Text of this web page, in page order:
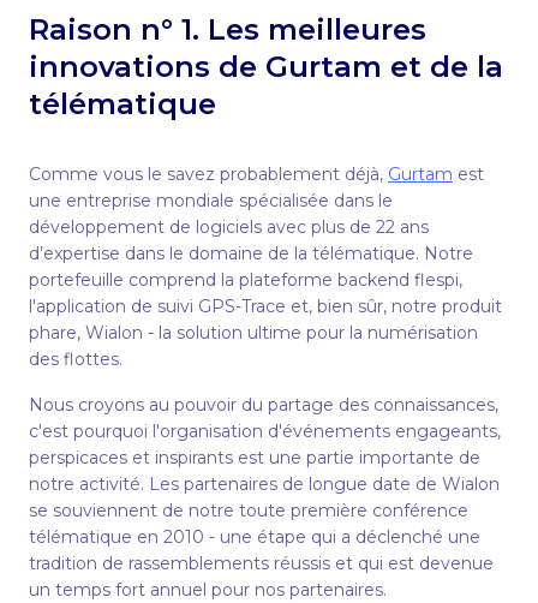
Raison n° 1. Les meilleures
innovations de Gurtam et de la
télématique
Comme vous le savez probablement déjà, Gurtam est
une entreprise mondiale spécialisée dans le
développement de logiciels avec plus de 22 ans
d’expertise dans le domaine de la télématique. Notre
portefeuille comprend la plateforme backend flespi,
l'application de suivi GPS-Trace et, bien sûr, notre produit
phare, Wialon - la solution ultime pour la numérisation
des flottes.
Nous croyons au pouvoir du partage des connaissances,
c'est pourquoi l'organisation d'événements engageants,
perspicaces et inspirants est une partie importante de
notre activité. Les partenaires de longue date de Wialon
se souviennent de notre toute première conférence
télématique en 2010 - une étape qui a déclenché une
tradition de rassemblements réussis et qui est devenue
un temps fort annuel pour nos partenaires.